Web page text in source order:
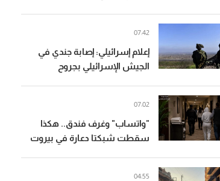
إعلام إسرائيلي: إصابة جندي في
الجيش الإسرائيلي بجروح
07:42
"واتساب" وغرف فندق.. هكذا
سقطت شبكتا دعارة في بيروت
07:02
04:55